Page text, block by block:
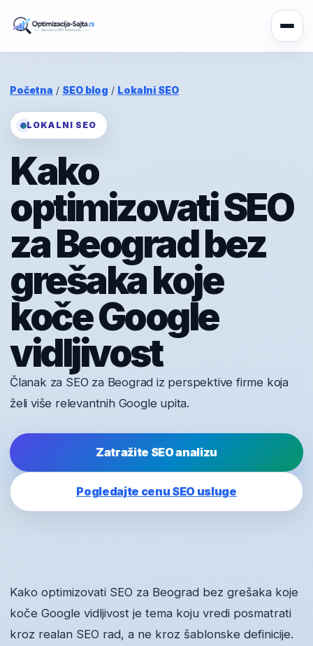
Početna / SEO blog / Lokalni SEO
LOKALNI SEO
Kako
optimizovati SEO
za Beograd bez
grešaka koje
koče Google
vidljivost
Članak za SEO za Beograd iz perspektive firme koja
želi više relevantnih Google upita.
Zatražite SEO analizu
Pogledajte cenu SEO usluge
Kako optimizovati SEO za Beograd bez grešaka koje
koče Google vidljivost je tema koju vredi posmatrati
kroz realan SEO rad, a ne kroz šablonske definicije.